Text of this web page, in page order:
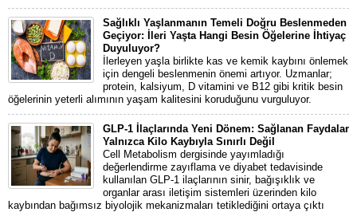
Sağlıklı Yaşlanmanın Temeli Doğru Beslenmeden
Geçiyor: İleri Yaşta Hangi Besin Öğelerine İhtiyaç
Duyuluyor?
İlerleyen yaşla birlikte kas ve kemik kaybını önlemek
için dengeli beslenmenin önemi artıyor. Uzmanlar;
protein, kalsiyum, D vitamini ve B12 gibi kritik besin
öğelerinin yeterli alımının yaşam kalitesini koruduğunu vurguluyor.
GLP-1 İlaçlarında Yeni Dönem: Sağlanan Faydalar
Yalnızca Kilo Kaybıyla Sınırlı Değil
Cell Metabolism dergisinde yayımladığı
değerlendirme zayıflama ve diyabet tedavisinde
kullanılan GLP-1 ilaçlarının sinir, bağışıklık ve
organlar arası iletişim sistemleri üzerinden kilo
kaybından bağımsız biyolojik mekanizmaları tetiklediğini ortaya çıktı